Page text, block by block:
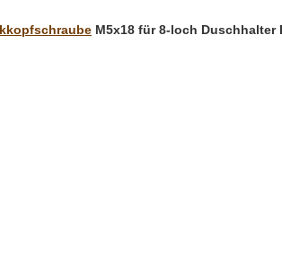
M5x18 für 8-loch Duschhalter